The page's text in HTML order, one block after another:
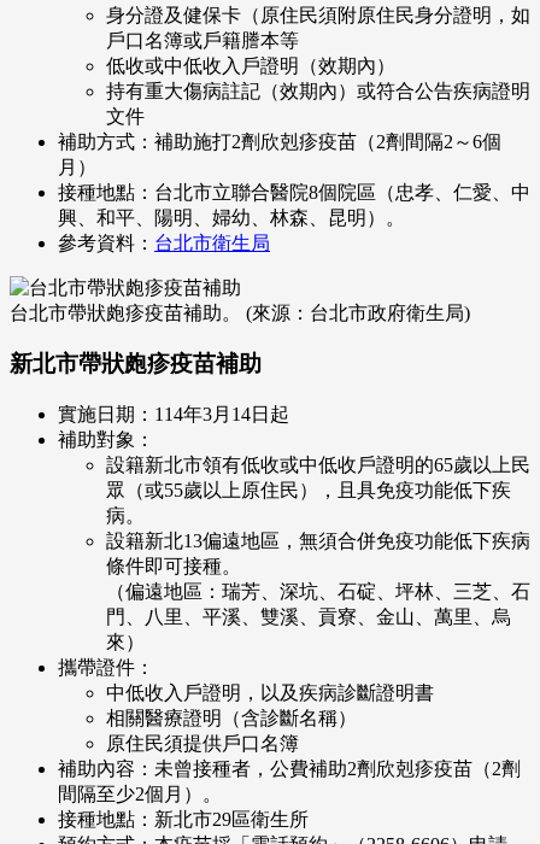
身分證及健保卡（原住民須附原住民身分證明，如
戶口名簿或戶籍謄本等
低收或中低收入戶證明（效期內）
持有重大傷病註記（效期內）或符合公告疾病證明
文件
補助方式：補助施打2劑欣剋疹疫苗（2劑間隔2～6個
月）
接種地點：台北市立聯合醫院8個院區（忠孝、仁愛、中
興、和平、陽明、婦幼、林森、昆明）。
參考資料： 台北市衛生局
台北市帶狀皰疹疫苗補助。 (來源：台北市政府衛生局)
新北市帶狀皰疹疫苗補助
實施日期：114年3月14日起
補助對象：
設籍新北市領有低收或中低收戶證明的65歲以上民
眾（或55歲以上原住民），且具免疫功能低下疾
病。
設籍新北13偏遠地區，無須合併免疫功能低下疾病
條件即可接種。
（偏遠地區：瑞芳、深坑、石碇、坪林、三芝、石
門、八里、平溪、雙溪、貢寮、金山、萬里、烏
來）
攜帶證件：
中低收入戶證明，以及疾病診斷證明書
相關醫療證明（含診斷名稱）
原住民須提供戶口名簿
補助內容：未曾接種者，公費補助2劑欣剋疹疫苗（2劑
間隔至少2個月）。
接種地點：新北市29區衛生所